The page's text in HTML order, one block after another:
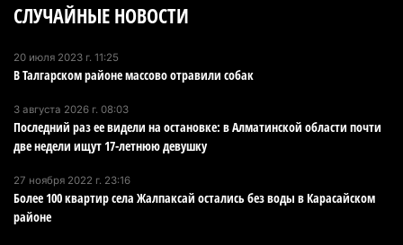
4 августа 2026 г. 13:02
В Алматы приостановили лицензии 350
строительным компаниям
В команде акима Алатау новое назначение: кто
4 августа 2026 г. 11:40
Выборы в Курултай: Алматинская область вошла
СЛУЧАЙНЫЕ НОВОСТИ
20 июля 2023 г. 11:25
В Талгарском районе массово отравили собак
3 августа 2026 г. 08:03
Последний раз ее видели на остановке: в Алматинской области почти
две недели ищут 17-летнюю девушку
27 ноября 2022 г. 23:16
Более 100 квартир села Жалпаксай остались без воды в Карасайском
районе